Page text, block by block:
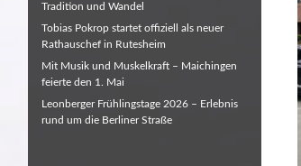
Tradition und Wandel
Tobias Pokrop startet offiziell als neuer
Rathauschef in Rutesheim
Mit Musik und Muskelkraft – Maichingen
feierte den 1. Mai
Leonberger Frühlingstage 2026 – Erlebnis
rund um die Berliner Straße